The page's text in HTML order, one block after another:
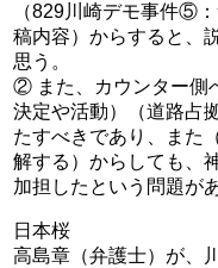
（829川崎デモ事件⑤
稿内容）からすると、
思う。
② また、カウンター側
決定や活動）（道路占
たすべきであり、また
解する）からしても、
加担したという問題が
日本桜
高島章（弁護士）が、